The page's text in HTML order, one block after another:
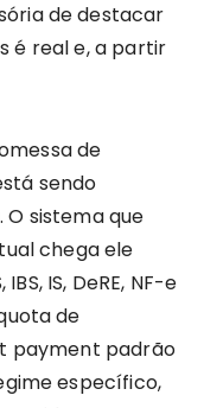
de destacar
é real e, a partir
de
sendo
O sistema que
chega ele
IS, DeRE, NF-e
de
payment padrão
específico,